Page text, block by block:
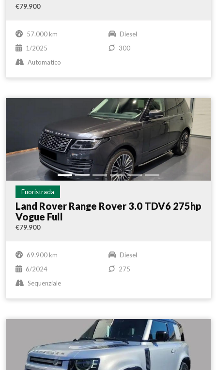
€79.900
57.000 km
Diesel
1/2025
300
Automatico
Fuoristrada
Land Rover Range Rover 3.0 TDV6 275hp
Vogue Full
€79.900
69.900 km
Diesel
6/2024
275
Sequenziale